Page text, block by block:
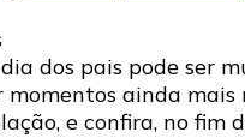
dos pais pode ser
momentos ainda
e confira, no fim